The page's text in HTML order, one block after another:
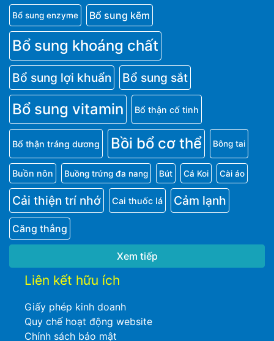
Bổ sung enzyme Bổ sung kẽm
Bổ sung khoáng chất
Bổ sung lợi khuẩn Bổ sung sắt
Bổ sung vitamin Bổ thận cố tinh
Bổ thận tráng dương Bồi bổ cơ thể Bông tai
Buồn nôn Buồng trứng đa nang Bút Cá Koi Cài áo
Cải thiện trí nhớ Cai thuốc lá Cảm lạnh
Căng thẳng
Xem tiếp
Liên kết hữu ích
Giấy phép kinh doanh
Quy chế hoạt động website
Chính sách bảo mật